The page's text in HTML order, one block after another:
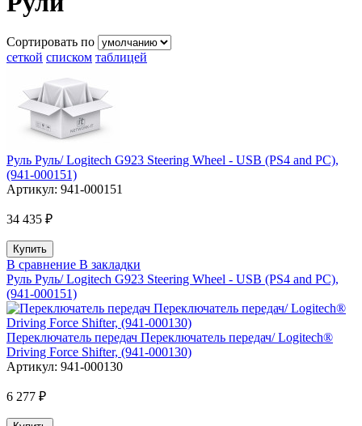
Сортировать по
сеткой списком таблицей
Руль Руль/ Logitech G923 Steering Wheel - USB (PS4 and PC),
(941-000151)
Артикул: 941-000151
34 435 ₽
В сравнение В закладки
Руль Руль/ Logitech G923 Steering Wheel - USB (PS4 and PC),
(941-000151)
Переключатель передач Переключатель передач/ Logitech®
Driving Force Shifter, (941-000130)
Артикул: 941-000130
6 277 ₽